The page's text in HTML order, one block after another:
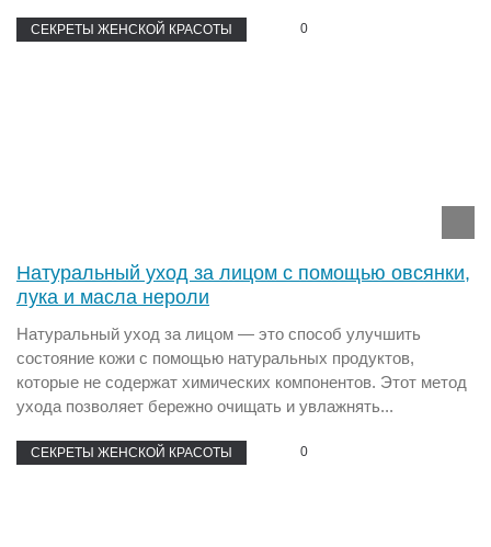
СЕКРЕТЫ ЖЕНСКОЙ КРАСОТЫ 0
Натуральный уход за лицом с помощью овсянки,
лука и масла нероли
Натуральный уход за лицом — это способ улучшить
состояние кожи с помощью натуральных продуктов,
которые не содержат химических компонентов. Этот метод
ухода позволяет бережно очищать и увлажнять...
СЕКРЕТЫ ЖЕНСКОЙ КРАСОТЫ 0